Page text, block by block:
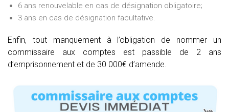
6 ans renouvelable en cas de désignation obligatoire;
3 ans en cas de désignation facultative.
Enfin, tout manquement à l’obligation de nommer un
commissaire aux comptes est passible de 2 ans
d’emprisonnement et de 30 000€ d’amende.